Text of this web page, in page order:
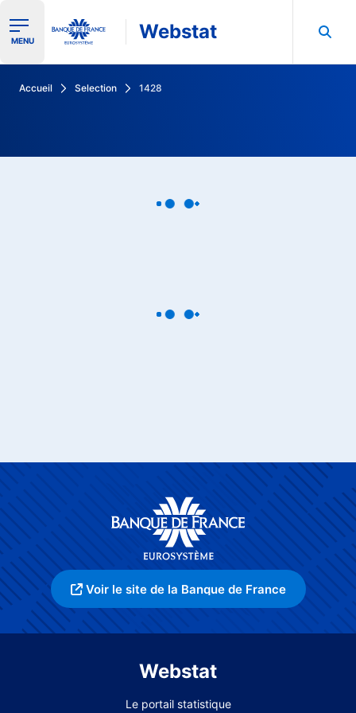
Ouvrir le menu de navigation
MENU Webstat
Accueil Selection 1428
Voir le site de la Banque de France
Webstat
Le portail statistique